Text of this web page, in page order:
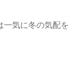
一気に冬の気配を